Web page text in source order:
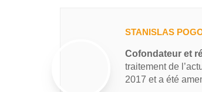
STANISLAS
Cofondateur et
traitement de
2017 et a été